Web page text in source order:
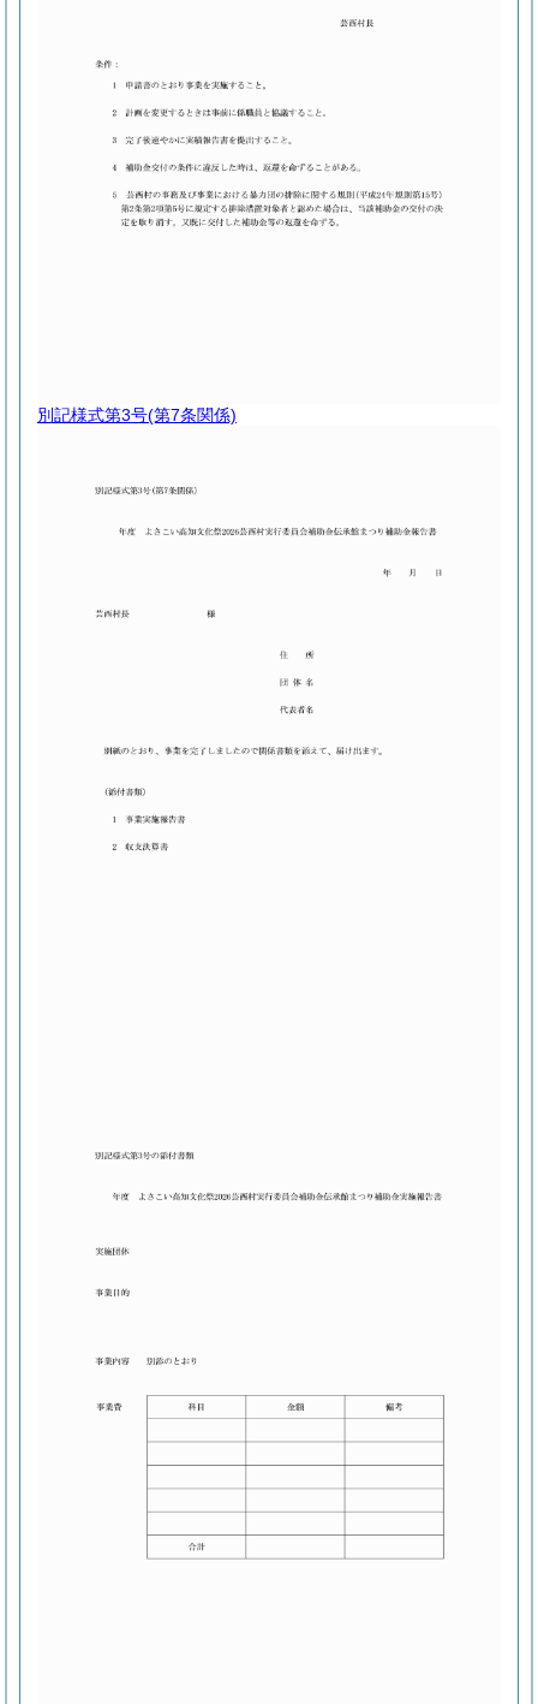
別記様式第3号(第7条関係)